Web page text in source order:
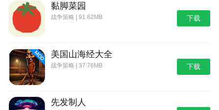
黏脚菜园
战争策略 | 91.62MB 下载
美国山海经大全
战争策略 | 37.76MB 下载
先发制人